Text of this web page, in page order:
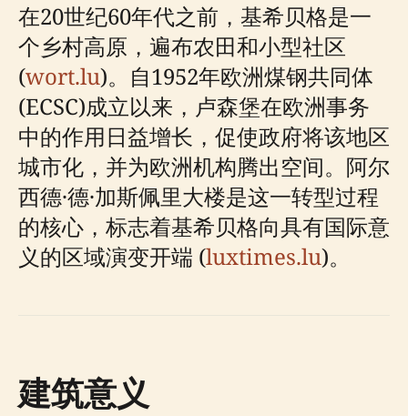
在20世纪60年代之前，基希贝格是一
个乡村高原，遍布农田和小型社区
(wort.lu)。自1952年欧洲煤钢共同体
(ECSC)成立以来，卢森堡在欧洲事务
中的作用日益增长，促使政府将该地区
城市化，并为欧洲机构腾出空间。阿尔
西德·德·加斯佩里大楼是这一转型过程
的核心，标志着基希贝格向具有国际意
义的区域演变开端 (luxtimes.lu)。
建筑意义